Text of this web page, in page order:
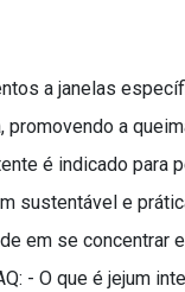
a janelas
a
é indicado
sustentável e
em se
- O que é jejum